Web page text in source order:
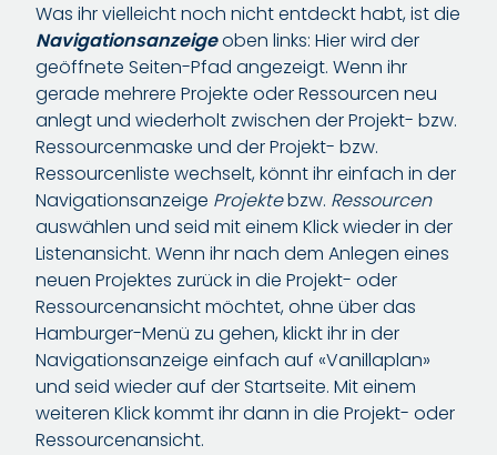
Was ihr vielleicht noch nicht entdeckt habt, ist die
Navigationsanzeigeoben links: Hier wird der
geöffnete Seiten-Pfad angezeigt. Wenn ihr
gerade mehrere Projekte oder Ressourcen neu
anlegt und wiederholt zwischen der Projekt- bzw.
Ressourcenmaske und der Projekt- bzw.
Ressourcenliste wechselt, könnt ihr einfach in der
Navigationsanzeige Projektebzw. Ressourcen
auswählen und seid mit einem Klick wieder in der
Listenansicht. Wenn ihr nach dem Anlegen eines
neuen Projektes zurück in die Projekt- oder
Ressourcenansicht möchtet, ohne über das
Hamburger-Menü zu gehen, klickt ihr in der
Navigationsanzeige einfach auf «Vanillaplan»
und seid wieder auf der Startseite. Mit einem
weiteren Klick kommt ihr dann in die Projekt- oder
Ressourcenansicht.